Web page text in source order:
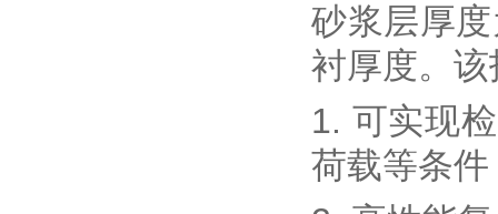
砂浆层厚
衬厚度。
1. 可实现
荷载等条